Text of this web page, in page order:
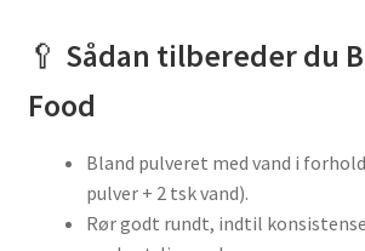
🥄 Sådan tilbereder du
Food
Bland pulveret med vand i
pulver + 2 tsk vand).
Rør godt rundt, indtil